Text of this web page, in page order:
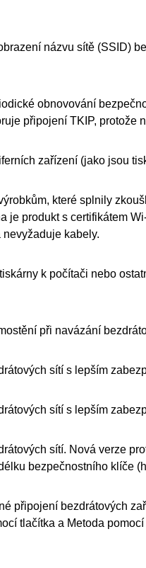
názvu sítě (SSID)
obnovování
připojení TKIP, protože
zařízení (jako jsou
které splnily
je produkt s certifikátem
kabely.
tiskárny k počítači nebo
při navázání
sítí s lepším
sítí s lepším
sítí. Nová verze
bezpečnostního klíče
připojení bezdrátových
tlačítka a Metoda pomocí